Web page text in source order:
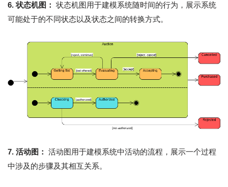
6. 状态机图： 状态机图用于建模系统随时间的行为，展示系统
可能处于的不同状态以及状态之间的转换方式。
7. 活动图： 活动图用于建模系统中活动的流程，展示一个过程
中涉及的步骤及其相互关系。